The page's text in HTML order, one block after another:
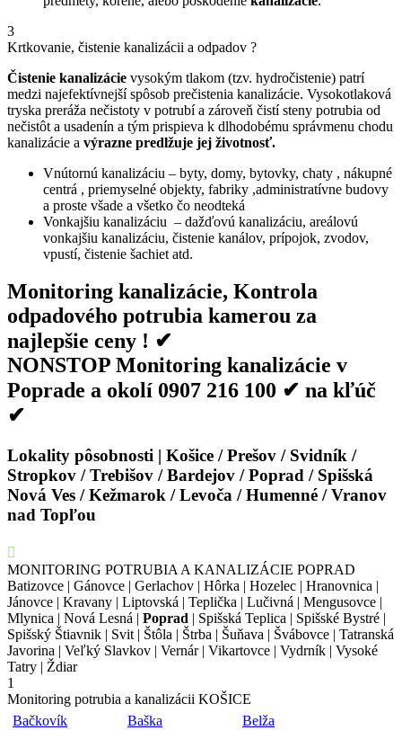
3
Krtkovanie, čistenie kanalizácii a odpadov ?
Čistenie kanalizácie vysokým tlakom (tzv. hydročistenie) patrí
medzi najefektívnejší spôsob prečistenia kanalizácie. Vysokotlaková
tryska preráža nečistoty v potrubí a zároveň čistí steny potrubia od
nečistôt a usadenín a tým prispieva k dlhodobému správmenu chodu
kanalizácie a výrazne predlžuje jej životnosť.
Vnútornú kanalizáciu – byty, domy, bytovky, chaty , nákupné
centrá , priemyselné objekty, fabriky ,administratívne budovy
a proste všade a všetko čo neodteká
Vonkajšiu kanalizáciu – dažďovú kanalizáciu, areálovú
vonkajšiu kanalizáciu, čistenie kanálov, prípojok, zvodov,
vpustí, čistenie šachiet atd.
Monitoring kanalizácie, Kontrola
odpadového potrubia kamerou za
najlepšie ceny ! ✔
NONSTOP Monitoring kanalizácie v
Poprade a okolí 0907 216 100 ✔ na kľúč
✔
Lokality pôsobnosti | Košice / Prešov / Svidník /
Stropkov / Trebišov / Bardejov / Poprad / Spišská
Nová Ves / Kežmarok / Levoča / Humenné / Vranov
nad Topľou
MONITORING POTRUBIA A KANALIZÁCIE POPRAD
Batizovce | Gánovce | Gerlachov | Hôrka | Hozelec | Hranovnica |
Jánovce | Kravany | Liptovská | Teplička | Lučivná | Mengusovce |
Mlynica | Nová Lesná | Poprad | Spišská Teplica | Spišské Bystré |
Spišský Štiavnik | Svit | Štôla | Štrba | Šuňava | Švábovce | Tatranská
Javorina | Veľký Slavkov | Vernár | Vikartovce | Vydrník | Vysoké
Tatry | Ždiar
1
Monitoring potrubia a kanalizácii KOŠICE
Bačkovík
Baška
Belža